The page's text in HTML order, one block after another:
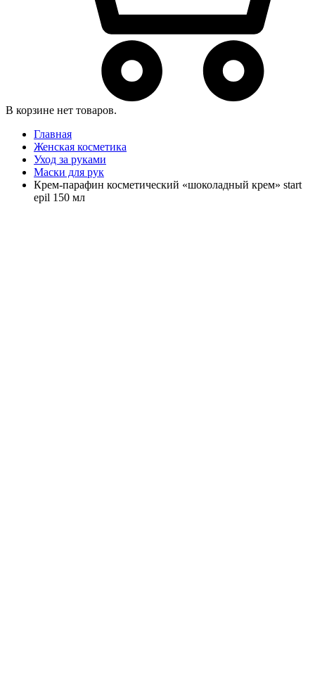
В корзине нет товаров.
Главная
Женская косметика
Уход за руками
Маски для рук
Крем-парафин косметический «шоколадный крем» start
epil 150 мл